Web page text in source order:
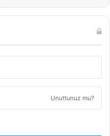
Unuttunuz mu?